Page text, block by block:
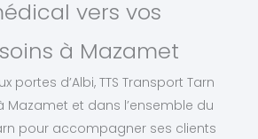
vers vos
à Mazamet
portes d’Albi, TTS Transport Tarn
Mazamet et dans l’ensemble du
pour accompagner ses clients